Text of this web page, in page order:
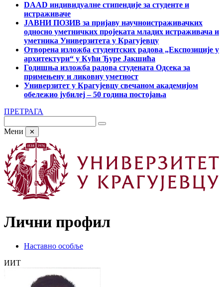
DAAD индивидуалне стипендије за студенте и
истраживаче
ЈАВНИ ПОЗИВ за пријаву научноистраживачких
односно уметничких пројеката младих истраживача и
уметника Универзитета у Крагујевцу
Отворена изложба студентских радова „Експозиције у
архитектури“ у Кући Ђуре Јакшића
Годишња изложба радова студената Одсека за
примењену и ликовну уметност
Универзитет у Крагујевцу свечаном академијом
обележио јубилеј – 50 година постојања
ПРЕТРАГА
Мени ✕
Лични профил
Наставно особље
ИИТ